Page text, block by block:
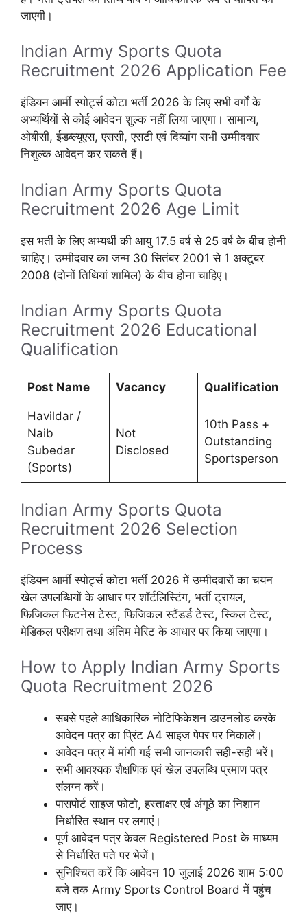
जाएगी।
Indian Army Sports Quota
Recruitment 2026 Application Fee
इंडियन आर्मी स्पोर्ट्स कोटा भर्ती 2026 के लिए सभी वर्गों के
अभ्यर्थियों से कोई आवेदन शुल्क नहीं लिया जाएगा। सामान्य,
ओबीसी, ईडब्ल्यूएस, एससी, एसटी एवं दिव्यांग सभी उम्मीदवार
निशुल्क आवेदन कर सकते हैं।
Indian Army Sports Quota
Recruitment 2026 Age Limit
इस भर्ती के लिए अभ्यर्थी की आयु 17.5 वर्ष से 25 वर्ष के बीच होनी
चाहिए। उम्मीदवार का जन्म 30 सितंबर 2001 से 1 अक्टूबर
2008 (दोनों तिथियां शामिल) के बीच होना चाहिए।
Indian Army Sports Quota
Recruitment 2026 Educational
Qualification
Post Name Vacancy Qualification
Havildar /
Naib
Subedar
(Sports)
Not
Disclosed
10th Pass +
Outstanding
Sportsperson
Indian Army Sports Quota
Recruitment 2026 Selection
Process
इंडियन आर्मी स्पोर्ट्स कोटा भर्ती 2026 में उम्मीदवारों का चयन
खेल उपलब्धियों के आधार पर शॉर्टलिस्टिंग, भर्ती ट्रायल,
फिजिकल फिटनेस टेस्ट, फिजिकल स्टैंडर्ड टेस्ट, स्किल टेस्ट,
मेडिकल परीक्षण तथा अंतिम मेरिट के आधार पर किया जाएगा।
How to Apply Indian Army Sports
Quota Recruitment 2026
सबसे पहले आधिकारिक नोटिफिकेशन डाउनलोड करके
आवेदन पत्र का प्रिंट A4 साइज पेपर पर निकालें।
आवेदन पत्र में मांगी गई सभी जानकारी सही-सही भरें।
सभी आवश्यक शैक्षणिक एवं खेल उपलब्धि प्रमाण पत्र
संलग्न करें।
पासपोर्ट साइज फोटो, हस्ताक्षर एवं अंगूठे का निशान
निर्धारित स्थान पर लगाएं।
पूर्ण आवेदन पत्र केवल Registered Post के माध्यम
से निर्धारित पते पर भेजें।
सुनिश्चित करें कि आवेदन 10 जुलाई 2026 शाम 5:00
बजे तक Army Sports Control Board में पहुंच
जाए।